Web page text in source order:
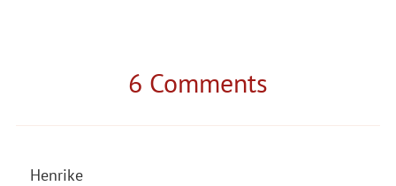
6 Comments
Henrike